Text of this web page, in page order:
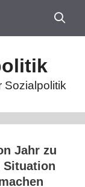
Sozialpolitik
Jahr zu
Situation